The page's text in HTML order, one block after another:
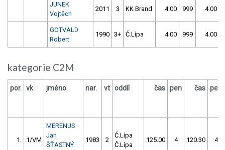
JUNEK
Vojtěch
2011 3 KK Brand 4.00 999 4.00
GOTVALD
Robert
1990 3+ Č.Lípa 4.00 999 4.00
kategorie C2M
por. vk jméno nar. vt oddíl čas pen čas pen
1. 1/VM
MERENUS
Jan
ŠŤASTNÝ
1983 2
Č.Lípa
Č.Lípa
125.00 4 120.30 4